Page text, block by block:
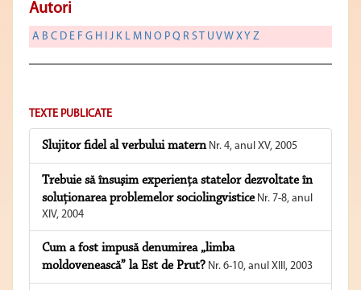
Autori
A B C D E F G H I J K L M N O P Q R S T U VW X Y Z
TEXTE PUBLICATE
Slujitor fidel al verbului maternNr. 4, anul XV, 2005
Trebuie să însuşim experienţa statelor dezvoltate în
soluţionarea problemelor sociolingvisticeNr. 7-8, anul
XIV, 2004
Cum a fost impusă denumirea „limba
moldovenească” la Est de Prut? Nr. 6-10, anul XIII, 2003